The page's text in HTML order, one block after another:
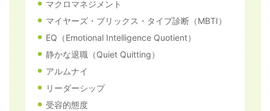
マクロマネジメント
マイヤーズ・ブリックス・タイプ診断（MBTI）
EQ（Emotional Intelligence Quotient）
静かな退職（Quiet Quitting）
アルムナイ
リーダーシップ
受容的態度